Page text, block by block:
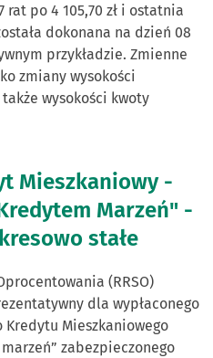
po 4 105,70 zł i ostatnia
dokonana na dzień 08
przykładzie. Zmienne
zmiany wysokości
wysokości kwoty
Mieszkaniowy -
Marzeń" -
stałe
(RRSO)
dla wypłaconego
Kredytu Mieszkaniowego
zabezpieczonego